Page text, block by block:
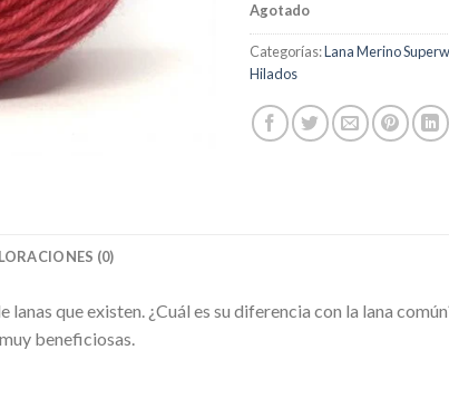
Agotado
Categorías:Lana Merino
Hilados
(0)
lanas que existen. ¿Cuál es su diferencia con la lana
beneficiosas.